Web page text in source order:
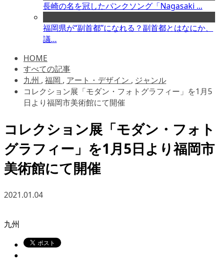
長崎の名を冠したパンクソング「Nagasaki ...
福岡県が“副首都”になれる？副首都とはなにか、
議...
HOME
すべての記事
九州 , 福岡 , アート・デザイン , ジャンル
コレクション展「モダン・フォトグラフィー」を1月5
日より福岡市美術館にて開催
コレクション展「モダン・フォト
グラフィー」を1月5日より福岡市
美術館にて開催
2021.01.04
九州